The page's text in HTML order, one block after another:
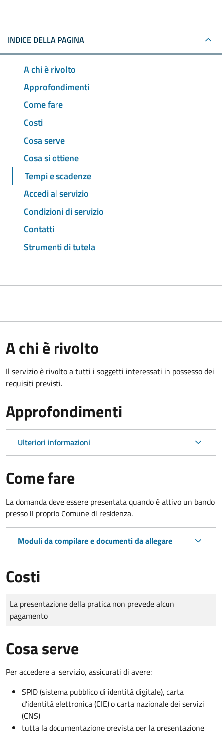
INDICE DELLA PAGINA
A chi è rivolto
Approfondimenti
Come fare
Costi
Cosa serve
Cosa si ottiene
Tempi e scadenze
Accedi al servizio
Condizioni di servizio
Contatti
Strumenti di tutela
A chi è rivolto
Il servizio è rivolto a tutti i soggetti interessati in possesso dei
requisiti previsti.
Approfondimenti
Ulteriori informazioni
Come fare
La domanda deve essere presentata quando è attivo un bando
presso il proprio Comune di residenza.
Moduli da compilare e documenti da allegare
Costi
Tipo di pagamento
Importo
La presentazione della pratica non prevede alcun
pagamento
Cosa serve
Per accedere al servizio, assicurati di avere:
SPID (sistema pubblico di identità digitale), carta
d’identità elettronica (CIE) o carta nazionale dei servizi
(CNS)
tutta la documentazione prevista per la presentazione